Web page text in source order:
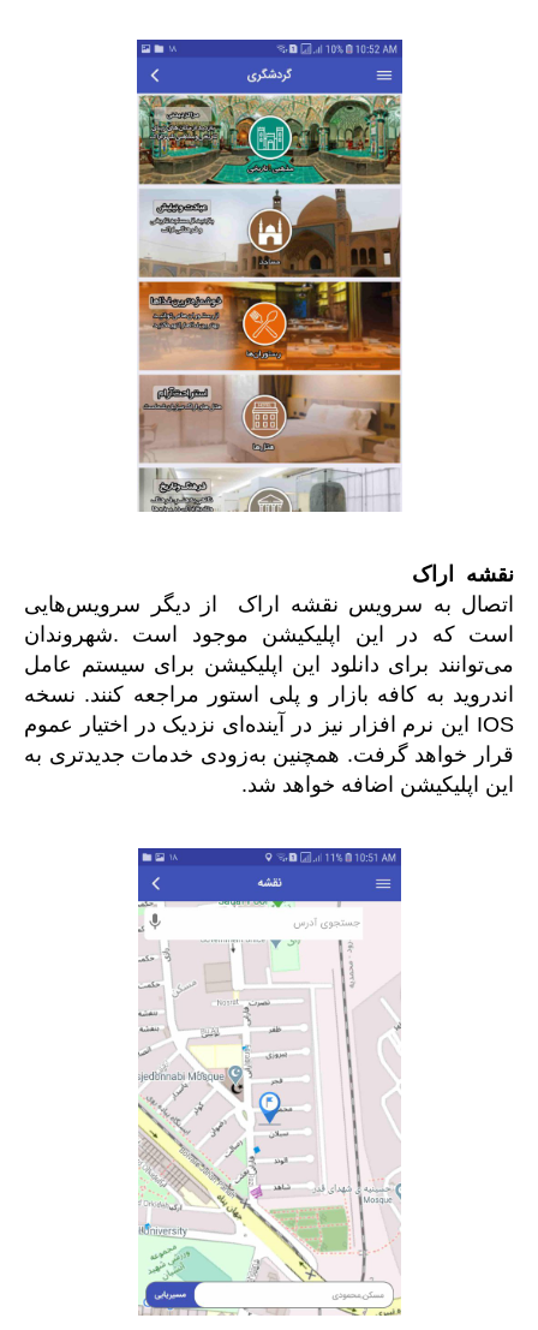
نقشه
اراک
اتصال به سرویس نقشه اراک از دیگر سرویس‌هایی
است که در این اپلیکیشن موجود است .شهروندان
می‌توانند برای دانلود این اپلیکیشن برای سیستم عامل
اندروید به کافه بازار و پلی استور مراجعه کنند. نسخه
IOS این نرم افزار نیز در آینده‌ای نزدیک در اختیار عموم
قرار خواهد گرفت. همچنین به‌زودی خدمات جدیدتری به
این اپلیکیشن اضافه خواهد شد.